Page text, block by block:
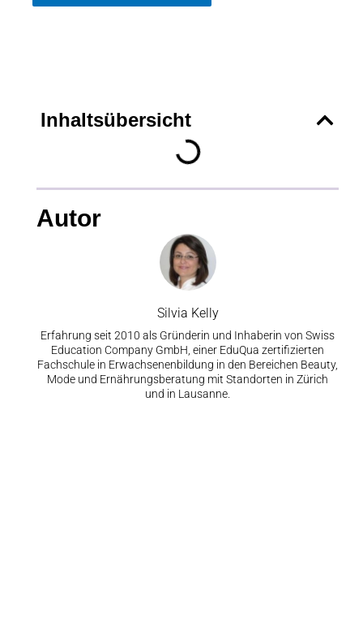
Inhaltsübersicht
Autor
Silvia Kelly
Erfahrung seit 2010 als Gründerin und Inhaberin von Swiss
Education Company GmbH, einer EduQua zertifizierten
Fachschule in Erwachsenenbildung in den Bereichen Beauty,
Mode und Ernährungsberatung mit Standorten in Zürich
und in Lausanne.